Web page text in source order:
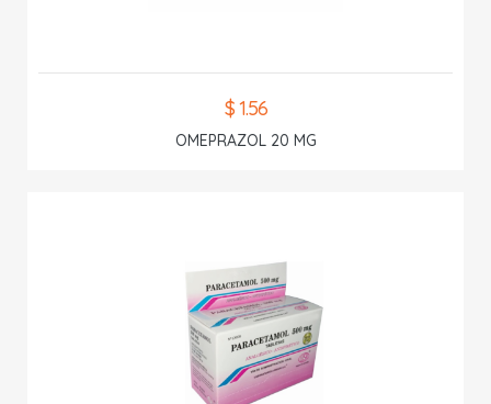
$ 1.56
OMEPRAZOL 20 MG